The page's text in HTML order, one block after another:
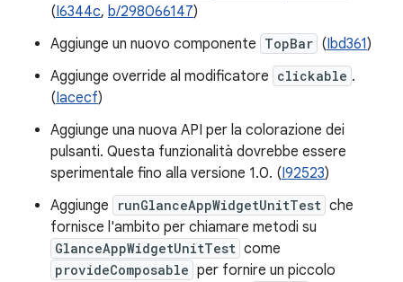
(I6344c, b/298066147)
Aggiunge un nuovo componente TopBar (Ibd361)
Aggiunge override al modificatore clickable .
(Iacecf)
Aggiunge una nuova API per la colorazione dei
pulsanti. Questa funzionalità dovrebbe essere
sperimentale fino alla versione 1.0. (I92523)
Aggiunge
runGlanceAppWidgetUnitTest che
fornisce l'ambito per chiamare metodi su
GlanceAppWidgetUnitTest come
provideComposable per fornire un piccolo